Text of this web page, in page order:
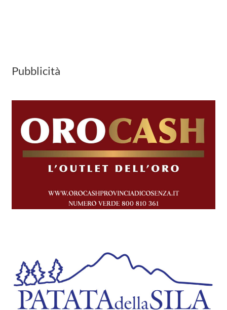
Pubblicità